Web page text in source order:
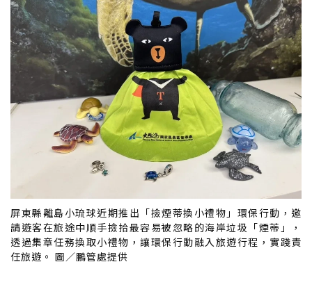
屏東縣離島小琉球近期推出「撿煙蒂換小禮物」環保行動，邀
請遊客在旅途中順手撿拾最容易被忽略的海岸垃圾「煙蒂」，
透過集章任務換取小禮物，讓環保行動融入旅遊行程，實踐責
任旅遊。 圖／鵬管處提供